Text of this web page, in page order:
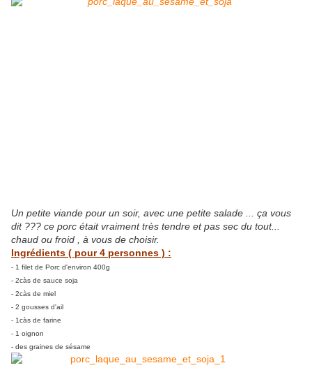
Un petite viande pour un soir, avec une petite salade ... ça vous
dit ??? ce porc était vraiment très tendre et pas sec du tout...
chaud ou froid , à vous de choisir.
Ingrédients ( pour 4 personnes ) :
- 1 filet de Porc d'environ 400g
- 2càs de sauce soja
- 2càs de miel
- 2 gousses d'ail
- 1càs de farine
- 1 oignon
- des graines de sésame